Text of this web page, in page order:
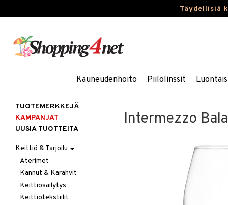
Täydellisiä
Kauneudenhoito Piilolinssit
Intermezzo
TUOTEMERKKEJÄ
KAMPANJAT
UUSIA TUOTTEITA
Keittiö & Tarjoilu
Aterimet
Kannut & Karahvit
Keittiösäilytys
Keittiötekstiilit